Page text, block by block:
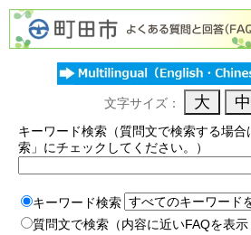
文字サイズ：
キーワード検索（質問文で検索する場
索」にチェックしてください。）
キーワード検索
質問文で検索（内容に近いFAQを表示